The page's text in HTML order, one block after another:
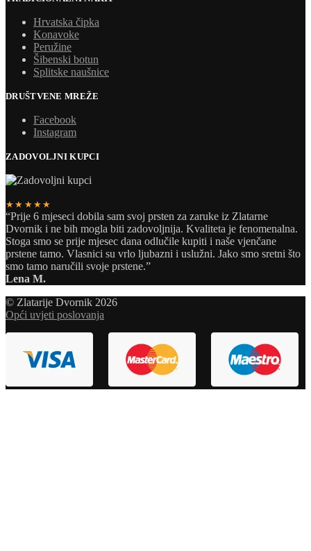
Hrvatska čipka
Konavoke
Peružine
Šibenski botun
Splitske naušnice
DRUŠTVENE MREŽE
Facebook
Instagram
ZADOVOLJNI KUPCI
★★★★★
“Prije 6 mjeseci dobila sam svoj prsten za zaruke iz Zlatarne
Dvornik i ne bih mogla biti zadovoljnija. Kvaliteta je fenomenalna.
Stoga smo se prije mjesec dana odlučile kupiti i naše vjenčane
prstene tamo. Vlasnici su vrlo ljubazni i uslužni. Jako smo sretni što
smo tamo naručili svoje prstene.”
Lena M.
© Zlatarije Dvornik 2026
Opći uvjeti poslovanja